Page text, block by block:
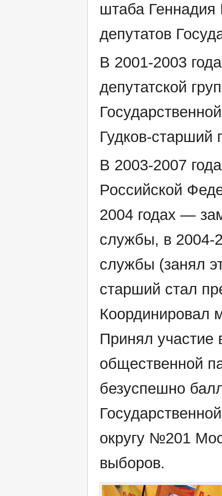
штаба Геннадия
депутатов
В 2001-2003
депутатской
Гудков-старший
В 2003-2007
Российской
2004 годах —
службы, в 2004-
службы (занял
старший стал
Координировал
Принял участие
общественной
безуспешно
округу №201
выборов.